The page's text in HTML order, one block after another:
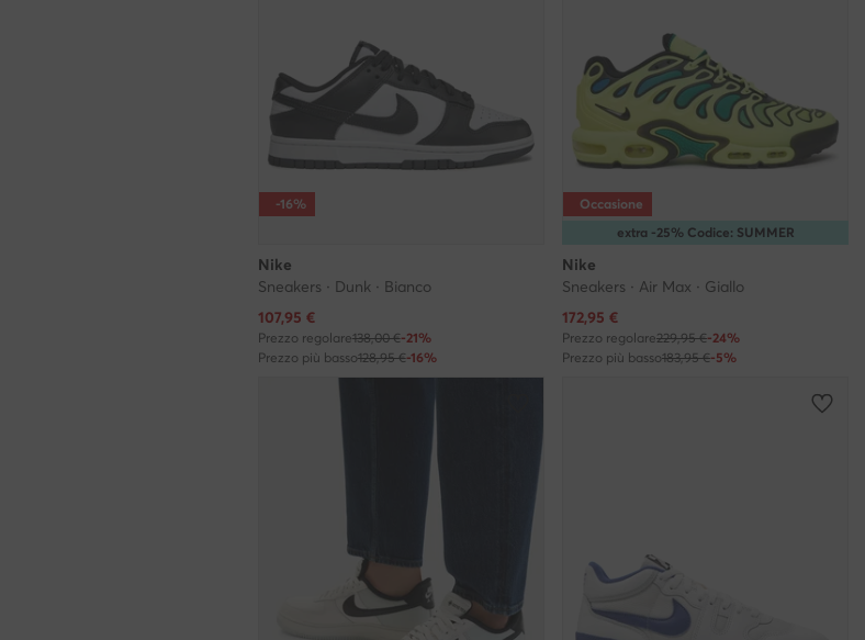
-16%
Nike
Sneakers · Dunk · Bianco
Prezzo attuale
107,95 €
Prezzo regolare138,00 €-21%
Prezzo più basso128,95 €-16%
extra -25% Codice: SUMMER
Occasione
Nike
Sneakers · Air Max · Giallo
Prezzo attuale
172,95 €
Prezzo regolare229,95 €-24%
Prezzo più basso183,95 €-5%